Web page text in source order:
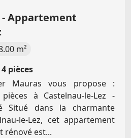
- Appartement
m²
pièces
Mauras vous propose :
à Castelnau-le-Lez -
Situé dans la charmante
le-Lez, cet appartement
rénové est...